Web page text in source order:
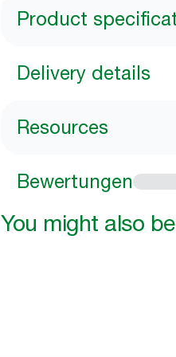
Product
Delivery details
Resources
Bewertungen
You might also